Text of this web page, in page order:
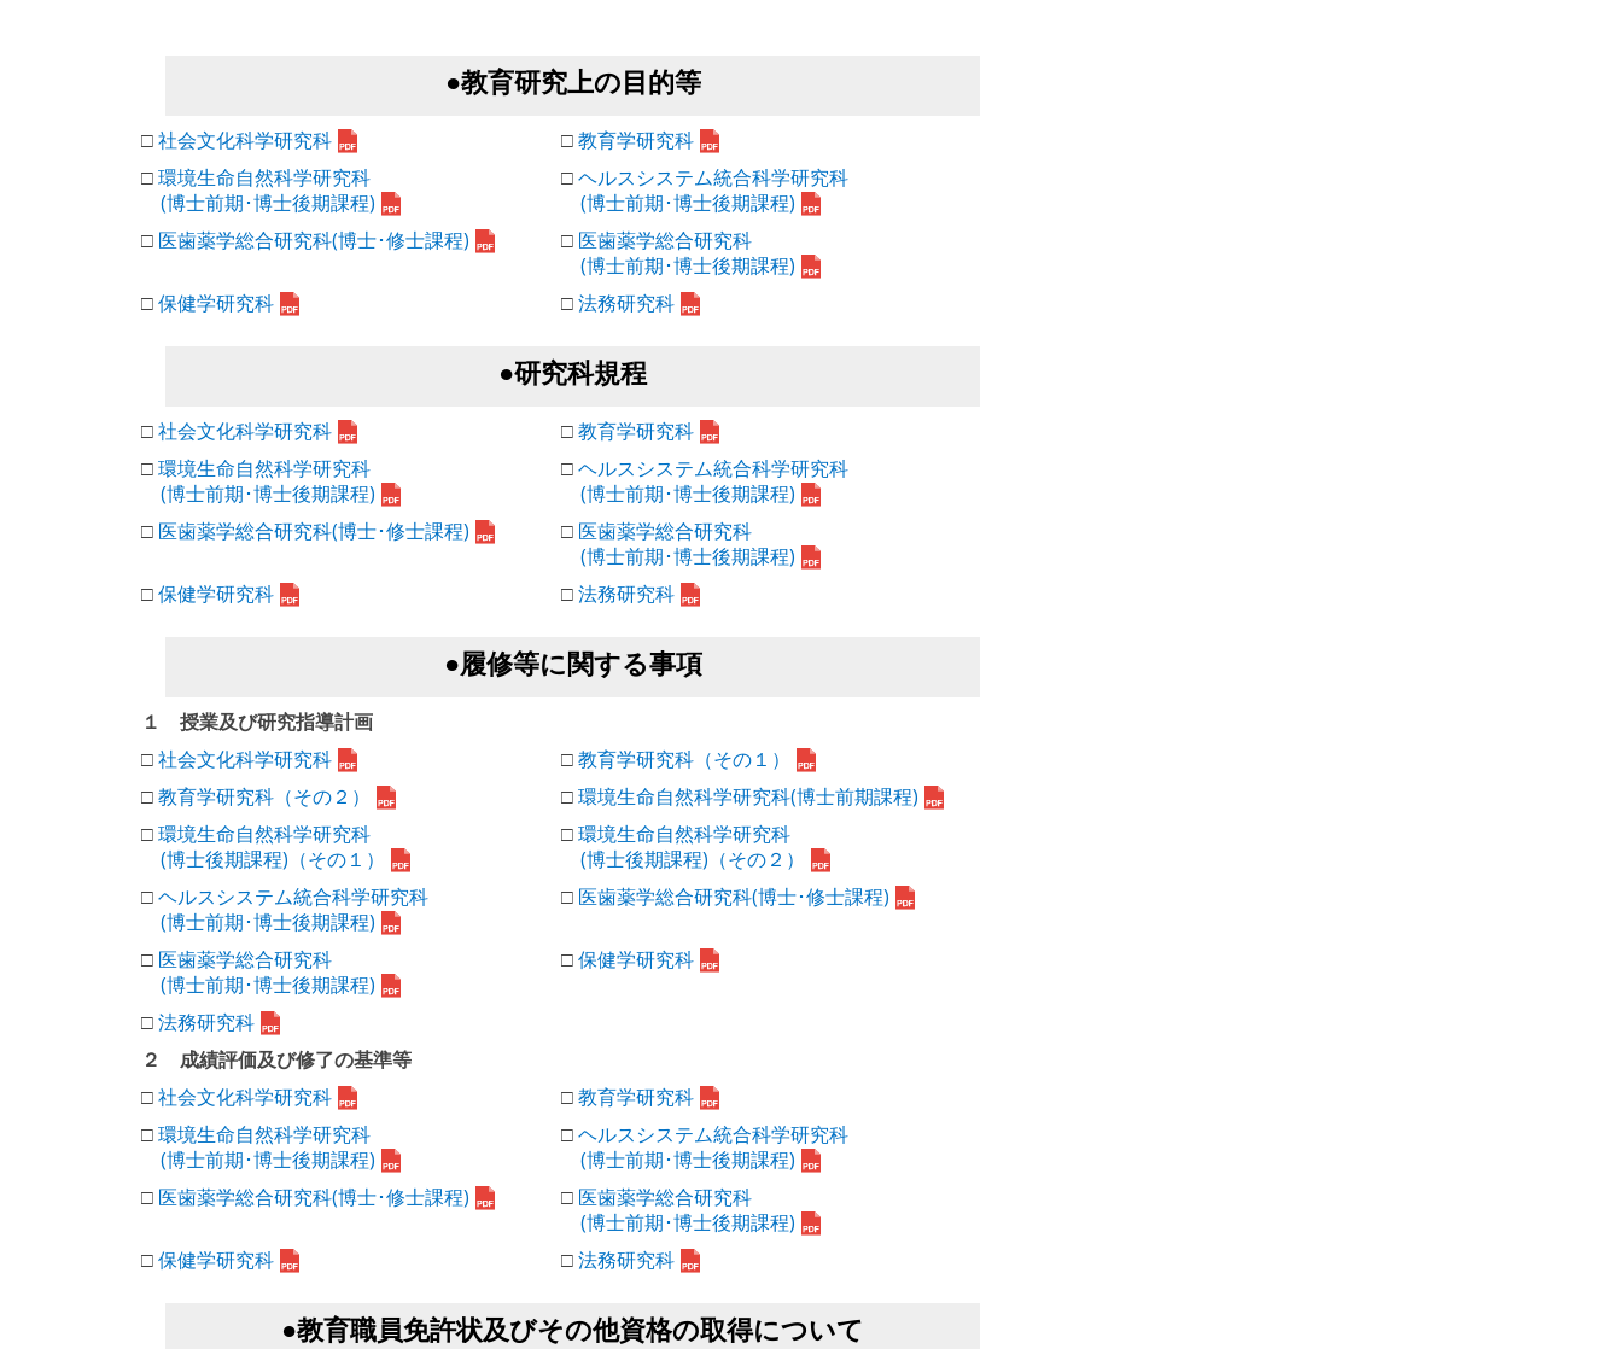
●教育研究上の目的等
□社会文化科学研究科 □教育学研究科
□環境生命自然科学研究科
(博士前期･博士後期課程)
□ヘルスシステム統合科学研究科
(博士前期･博士後期課程)
□ 医歯薬学総合研究科(博士･修士課程) □ 医歯薬学総合研究科
(博士前期･博士後期課程)
□保健学研究科 □法務研究科
●研究科規程
□社会文化科学研究科 □教育学研究科
□環境生命自然科学研究科
(博士前期･博士後期課程)
□ヘルスシステム統合科学研究科
(博士前期･博士後期課程)
□ 医歯薬学総合研究科(博士･修士課程) □ 医歯薬学総合研究科
(博士前期･博士後期課程)
□保健学研究科 □法務研究科
●履修等に関する事項
１ 授業及び研究指導計画
□社会文化科学研究科 □教育学研究科（その１）
□教育学研究科（その２） □環境生命自然科学研究科(博士前期課程)
□環境生命自然科学研究科
(博士後期課程)（その１）
□環境生命自然科学研究科
(博士後期課程)（その２）
□ヘルスシステム統合科学研究科
(博士前期･博士後期課程)
□ 医歯薬学総合研究科(博士･修士課程)
□ 医歯薬学総合研究科
(博士前期･博士後期課程)
□保健学研究科
□法務研究科
２ 成績評価及び修了の基準等
□社会文化科学研究科 □教育学研究科
□環境生命自然科学研究科
(博士前期･博士後期課程)
□ヘルスシステム統合科学研究科
(博士前期･博士後期課程)
□ 医歯薬学総合研究科(博士･修士課程) □ 医歯薬学総合研究科
(博士前期･博士後期課程)
□保健学研究科 □法務研究科
●教育職員免許状及びその他資格の取得について